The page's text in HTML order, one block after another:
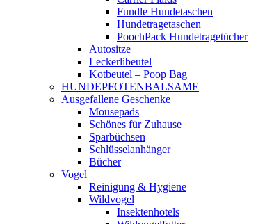
Fundle Hundetaschen
Hundetragetaschen
PoochPack Hundetragetücher
Autositze
Leckerlibeutel
Kotbeutel – Poop Bag
HUNDEPFOTENBALSAME
Ausgefallene Geschenke
Mousepads
Schönes für Zuhause
Sparbüchsen
Schlüsselanhänger
Bücher
Vogel
Reinigung & Hygiene
Wildvogel
Insektenhotels